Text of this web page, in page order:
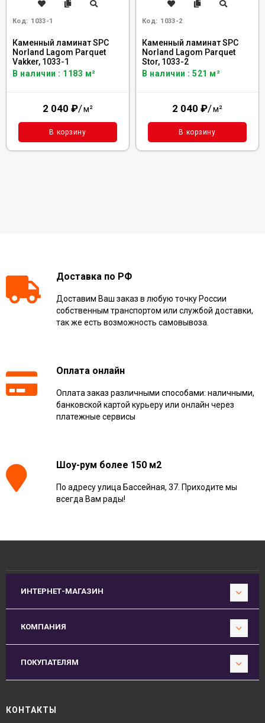
Код: 1033-1
Каменный ламинат SPC
Norland Lagom Parquet
Vakker, 1033-1
В наличии : 1183 м²
2 040 ₽/м²
В корзину
Код: 1033-2
Каменный ламинат SPC
Norland Lagom Parquet
Stor, 1033-2
В наличии : 521 м²
2 040 ₽/м²
В корзину
Доставка по РФ
Доставим Ваш заказ в любую точку России
собственным транспортом или службой доставки,
так же есть возможность самовывоза.
Оплата онлайн
Оплата заказ различными способами: наличными,
банковской картой курьеру или онлайн через
платежные сервисы
Шоу-рум более 150 м2
По адресу улица Бассейная, 37. Приходите мы
всегда Вам рады!
ИНТЕРНЕТ-МАГАЗИН
КОМПАНИЯ
ПОКУПАТЕЛЯМ
КОНТАКТЫ